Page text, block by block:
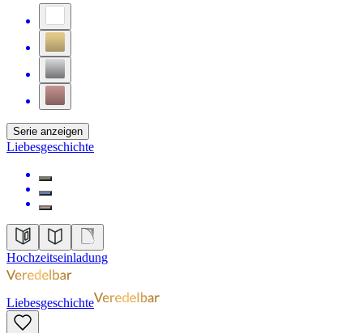
Serie anzeigen
Liebesgeschichte
Hochzeitseinladung
Liebesgeschichte